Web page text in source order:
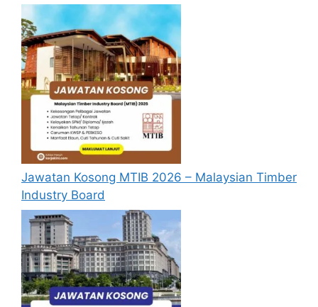
yang kami telah sediakan seperti berikut.
Cara Mohon
Permohonan jawatan kosong diatas
hendaklah melalui Portal Rasmi Kerajaan
Negeri Pulau Pinang di
https://e2psm.penang.gov.my/
pautanMohon Jawatan
disediakan dibawah. Untuk pemohon kali
pertama, anda perlu mendaftar akaun
baru terlebih dahulu.
Calon dikehendaki menghantar resume
yang lengkap (kelayakan akademik,
pengalaman kerja, gaji semasa dan gaji
yang dipohon, gambar berukuran
passport serta salinan sijil-sijil berkaitan)
Jawatan Kosong MTIB 2026 – Malaysian Timber
Industry Board